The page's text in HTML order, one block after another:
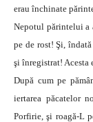
erau închinate
Nepotul părintelui a
pe de rost! Şi,
şi înregistrat! Acesta
După cum pe
iertarea păcatelor
Porfirie, şi roagă-L